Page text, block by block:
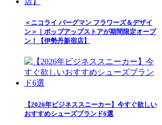
＜ニコライ バーグマン フラワーズ＆デザイ
ン＞｜ポップアップストアが期間限定オープ
ン！【伊勢丹新宿店】
【2026年ビジネススニーカー】今すぐ欲しい
おすすめシューズブランド6選